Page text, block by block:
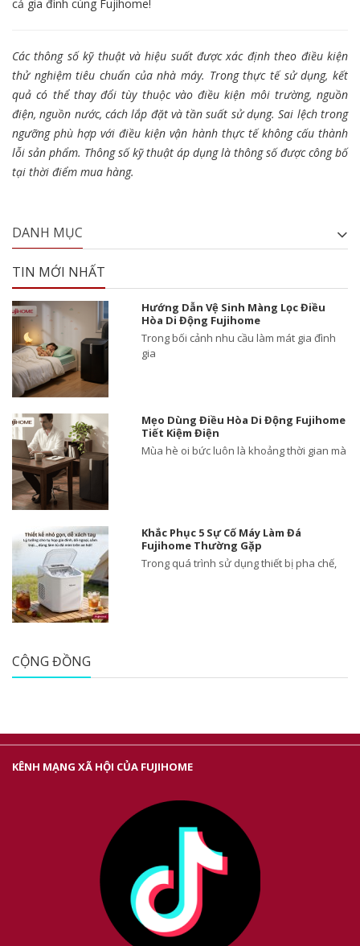
cả gia đình cùng Fujihome!
Các thông số kỹ thuật và hiệu suất được xác định theo điều kiện
thử nghiệm tiêu chuẩn của nhà máy. Trong thực tế sử dụng, kết
quả có thể thay đổi tùy thuộc vào điều kiện môi trường, nguồn
điện, nguồn nước, cách lắp đặt và tần suất sử dụng. Sai lệch trong
ngưỡng phù hợp với điều kiện vận hành thực tế không cấu thành
lỗi sản phẩm. Thông số kỹ thuật áp dụng là thông số được công bố
tại thời điểm mua hàng.
DANH MỤC
TIN MỚI NHẤT
Hướng Dẫn Vệ Sinh Màng Lọc Điều
Hòa Di Động Fujihome
Trong bối cảnh nhu cầu làm mát gia đình
gia
Mẹo Dùng Điều Hòa Di Động Fujihome
Tiết Kiệm Điện
Mùa hè oi bức luôn là khoảng thời gian mà
Khắc Phục 5 Sự Cố Máy Làm Đá
Fujihome Thường Gặp
Trong quá trình sử dụng thiết bị pha chế,
CỘNG ĐỒNG
KÊNH MẠNG XÃ HỘI CỦA FUJIHOME